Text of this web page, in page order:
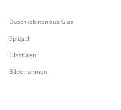
Duschkabinen aus Glas
Spiegel
Glastüren
Bilderrahmen